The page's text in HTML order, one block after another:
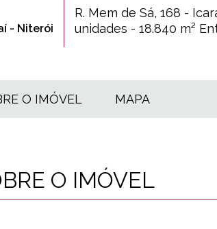
- Niterói
R. Mem de Sá, 168 -
unidades - 18.840 m²
O IMÓVEL MAPA
O IMÓVEL